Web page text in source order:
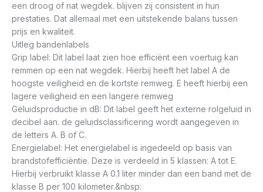
een droog of nat wegdek. blijven zij consistent in hun
prestaties. Dat allemaal met een uitstekende balans tussen
prijs en kwaliteit.
Uitleg bandenlabels
Grip label: Dit label laat zien hoe efficiënt een voertuig kan
remmen op een nat wegdek. Hierbij heeft het label A de
hoogste veiligheid en de kortste remweg. E heeft hierbij een
lagere veiligheid en een langere remweg
Geluidsproductie in dB: Dit label geeft het externe rolgeluid in
decibel aan. de geluidsclassificering wordt aangegeven in
de letters A. B of C.
Energielabel: Het energielabel is ingedeeld op basis van
brandstofefficiëntie. Deze is verdeeld in 5 klassen: A tot E.
Hierbij verbruikt klasse A 0.1 liter minder dan een band met de
klasse B per 100 kilometer.&nbsp: